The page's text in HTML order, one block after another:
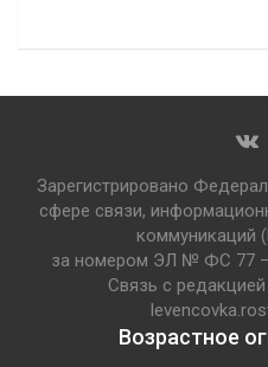
Зарегистрировано
сфере связи,
коммуникаций
за номером ЭЛ № ФС 77 –
Связь с
Возрастное